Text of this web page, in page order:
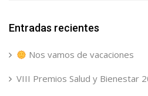
Entradas recientes
Nos vamos de vacaciones
VIII Premios Salud y Bienestar